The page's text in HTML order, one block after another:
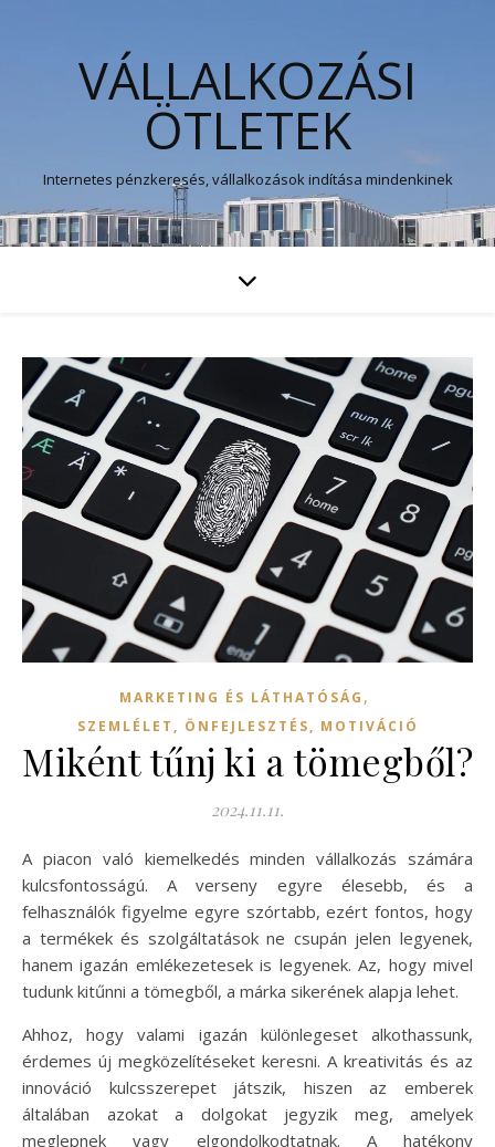
VÁLLALKOZÁSI
ÖTLETEK
Internetes pénzkeresés, vállalkozások indítása mindenkinek
MARKETING ÉS LÁTHATÓSÁG ,
SZEMLÉLET, ÖNFEJLESZTÉS, MOTIVÁCIÓ
Miként tűnj ki a tömegből?
2024.11.11.
A piacon való kiemelkedés minden vállalkozás számára
kulcsfontosságú. A verseny egyre élesebb, és a
felhasználók figyelme egyre szórtabb, ezért fontos, hogy
a termékek és szolgáltatások ne csupán jelen legyenek,
hanem igazán emlékezetesek is legyenek. Az, hogy mivel
tudunk kitűnni a tömegből, a márka sikerének alapja lehet.
Ahhoz, hogy valami igazán különlegeset alkothassunk,
érdemes új megközelítéseket keresni. A kreativitás és az
innováció kulcsszerepet játszik, hiszen az emberek
általában azokat a dolgokat jegyzik meg, amelyek
meglepnek vagy elgondolkodtatnak. A hatékony